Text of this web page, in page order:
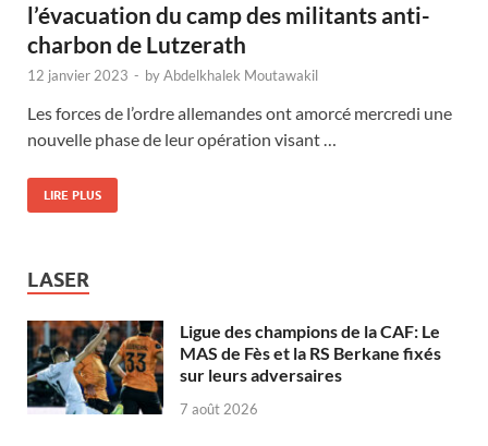
l’évacuation du camp des militants anti-
charbon de Lutzerath
12 janvier 2023 - byAbdelkhalek Moutawakil
Les forces de l’ordre allemandes ont amorcé mercredi une
nouvelle phase de leur opération visant …
LIRE PLUS
LASER
Ligue des champions de la CAF: Le
MAS de Fès et la RS Berkane fixés
sur leurs adversaires
7 août 2026